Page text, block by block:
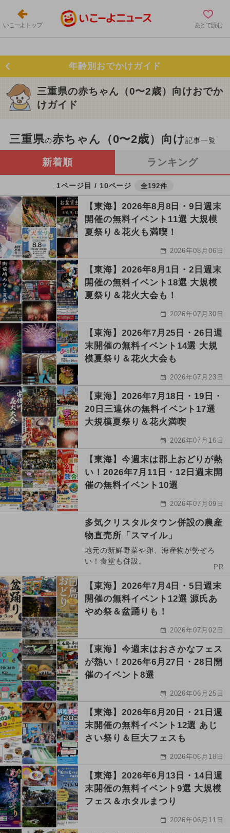
いこーよトップ あとで読む
年齢別おでかけガイド
三重県の赤ちゃん（0〜2歳）向けおでか
けガイド
三重県の赤ちゃん（0〜2歳）向け記事一覧
新着順 ランキング
1ページ目 / 10ページ 全192件
【東海】2026年8月8日・9日週末
開催の無料イベント11選 大規模
夏祭り＆花火も満喫！
2026年08月06日
【東海】2026年8月1日・2日週末
開催の無料イベント18選 大規模
夏祭り＆花火大会も！
2026年07月30日
【東海】2026年7月25日・26日週
末開催の無料イベント14選 大規
模夏祭り＆花火大会も
2026年07月23日
【東海】2026年7月18日・19日・
20日三連休の無料イベント17選
大規模夏祭り＆花火満喫
2026年07月16日
【東海】今週末は郡上おどりが熱
い！2026年7月11日・12日週末開
催の無料イベント10選
2026年07月09日
多気クリスタルタウン併設の農産
物直売所「スマイル」
地元の新鮮野菜や卵、海産物が勢ぞろ
い！食堂も併設。
PR
【東海】2026年7月4日・5日週末
開催の無料イベント12選 源氏あ
やめ祭＆盆踊りも！
2026年07月02日
【東海】今週末はおさかなフェス
が熱い！2026年6月27日・28日開
催のイベント8選
2026年06月25日
【東海】2026年6月20日・21日週
末開催の無料イベント12選 あじ
さい祭り＆巨大フェスも
2026年06月18日
【東海】2026年6月13日・14日週
末開催の無料イベント9選 大規模
フェス＆ホタルまつり
2026年06月11日